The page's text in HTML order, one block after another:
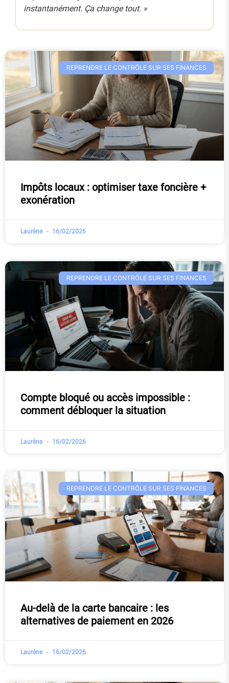
instantanément. Ça change tout. »
REPRENDRE LE CONTRÔLE SUR SES FINANCES
Impôts locaux : optimiser taxe foncière +
exonération
Laurène 16/02/2026
REPRENDRE LE CONTRÔLE SUR SES FINANCES
Compte bloqué ou accès impossible :
comment débloquer la situation
Laurène 16/02/2026
REPRENDRE LE CONTRÔLE SUR SES FINANCES
Au-delà de la carte bancaire : les
alternatives de paiement en 2026
Laurène 16/02/2026